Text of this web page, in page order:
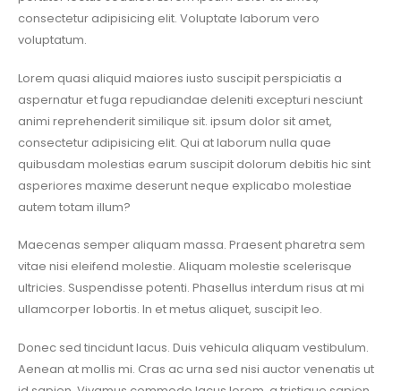
consectetur adipisicing elit. Voluptate laborum vero
voluptatum.
Lorem quasi aliquid maiores iusto suscipit perspiciatis a
aspernatur et fuga repudiandae deleniti excepturi nesciunt
animi reprehenderit similique sit. ipsum dolor sit amet,
consectetur adipisicing elit. Qui at laborum nulla quae
quibusdam molestias earum suscipit dolorum debitis hic sint
asperiores maxime deserunt neque explicabo molestiae
autem totam illum?
Maecenas semper aliquam massa. Praesent pharetra sem
vitae nisi eleifend molestie. Aliquam molestie scelerisque
ultricies. Suspendisse potenti. Phasellus interdum risus at mi
ullamcorper lobortis. In et metus aliquet, suscipit leo.
Donec sed tincidunt lacus. Duis vehicula aliquam vestibulum.
Aenean at mollis mi. Cras ac urna sed nisi auctor venenatis ut